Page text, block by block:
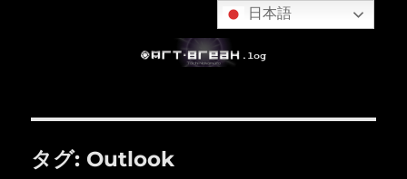
タグ: Outlook
日本語